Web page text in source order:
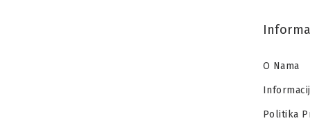
O Nama
Politika